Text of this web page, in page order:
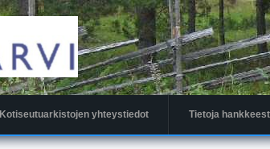
Kotiseutuarkistojen yhteystiedot Tietoja